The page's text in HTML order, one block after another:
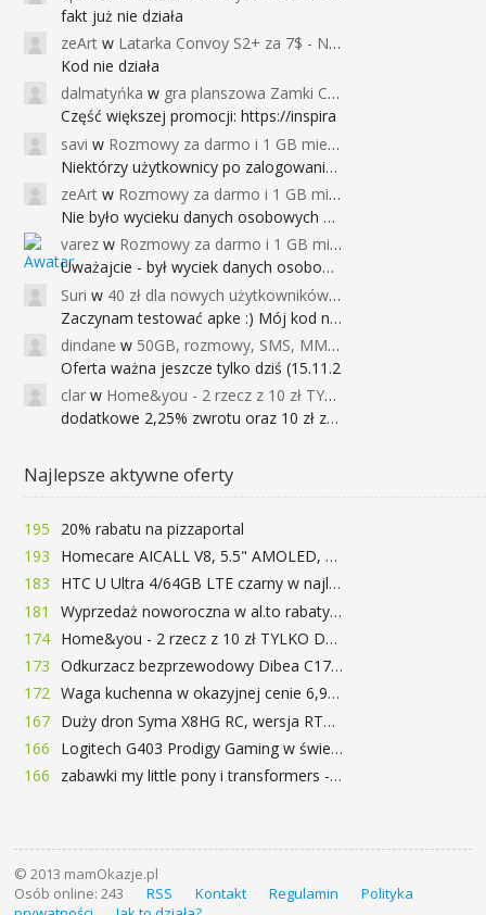
fakt już nie działa
zeArt w Latarka Convoy S2+ za 7$ - Najniższa cena od 2017r
Kod nie działa
dalmatyńka w gra planszowa Zamki Caladale za 39zł
Część większej promocji: https://inspira
savi w Rozmowy za darmo i 1 GB miesięcznie
Niektórzy użytkownicy po zalogowaniu do
zeArt w Rozmowy za darmo i 1 GB miesięcznie
Nie było wycieku danych osobowych a nieo
varez w Rozmowy za darmo i 1 GB miesięcznie
Uważajcie - był wyciek danych osobowych
Suri w 40 zł dla nowych użytkowników Google Pay (dawniej Android Pay)
Zaczynam testować apke :) Mój kod na 40
dindane w 50GB, rozmowy, SMS, MMS bez limitu przez 6 miesięcy za darmo za przeniesienie numeru do Play NEXT
Oferta ważna jeszcze tylko dziś (15.11.2
clar w Home&you - 2 rzecz z 10 zł TYLKO DZISIAJ
dodatkowe 2,25% zwrotu oraz 10 zł za r
Najlepsze aktywne oferty
195
20% rabatu na pizzaportal
193
Homecare AICALL V8, 5.5" AMOLED, 4/128GB, Snapdragon 652, LTE, QC3.0, 3400mAh za 416zł
183
HTC U Ultra 4/64GB LTE czarny w najlepszej cenie na rynku 799 zł!!!
181
Wyprzedaż noworoczna w al.to rabaty do 72%
174
Home&you - 2 rzecz z 10 zł TYLKO DZISIAJ
173
Odkurzacz bezprzewodowy Dibea C17 za 77.99$ (~290zł)
172
Waga kuchenna w okazyjnej cenie 6,99$
167
Duży dron Syma X8HG RC, wersja RTF, kamera 8MP za 62$ (~233zł) - TomTop
166
Logitech G403 Prodigy Gaming w świetnej cenie 169 zł
166
zabawki my little pony i transformers -50%!
© 2013 mamOkazje.pl
Osób online: 243
RSS Kontakt Regulamin
Polityka